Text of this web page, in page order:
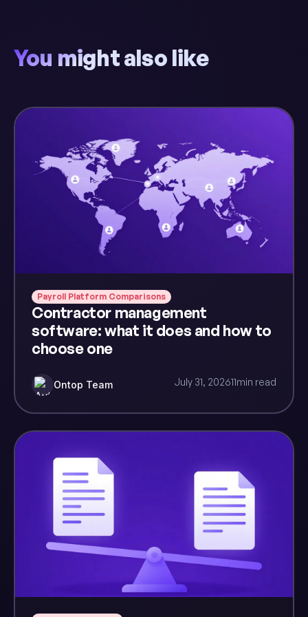
You might also like
Payroll Platform Comparisons
Contractor management
software: what it does and how to
choose one
Ontop Team July 31, 202611min read